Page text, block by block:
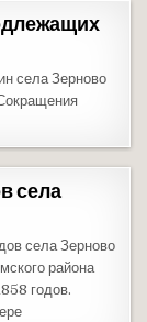
села Зерново
села
села Зерново
района
годов.